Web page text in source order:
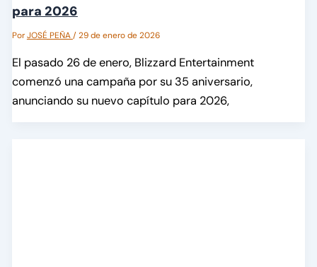
para 2026
PorJOSÉ PEÑA/29 de enero de 2026
El pasado 26 de enero, Blizzard Entertainment
comenzó una campaña por su 35 aniversario,
anunciando su nuevo capítulo para 2026,